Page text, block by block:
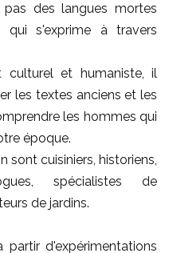
des langues mortes
s'exprime à travers
culturel et humaniste, il
les textes anciens et les
les hommes qui
époque.
sont cuisiniers, historiens,
spécialistes de
de jardins.
d'expérimentations